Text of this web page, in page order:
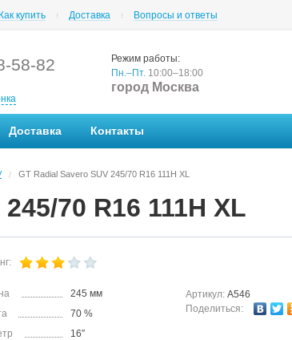
Как купить Доставка Вопросы и ответы
58-82
Режим работы:
Пн.–Пт. 10:00–18:00
город Москва
Доставка Контакты
/ GT Radial Savero SUV 245/70 R16 111H XL
70 R16 111H XL
245 мм
70 %
16″
Артикул: A546
Поделиться: